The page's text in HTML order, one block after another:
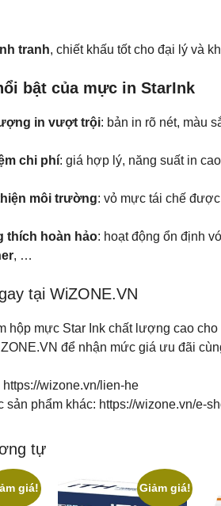
tranh, chiết khấu tốt cho đại lý và
bật của mực in StarInk
in vượt trội: bản in rõ nét, màu
chi phí: giá hợp lý, năng suất in
môi trường: vỏ mực tái chế
thích hoàn hảo: hoạt động ổn định
, …
tại WiZONE.VN
hộp mực Star Ink chất lượng cao
để nhận mức giá ưu đãi
https://wizone.vn/lien-he
sản phẩm khác: https://wizone.vn/e-
tự
giá! Giảm giá!